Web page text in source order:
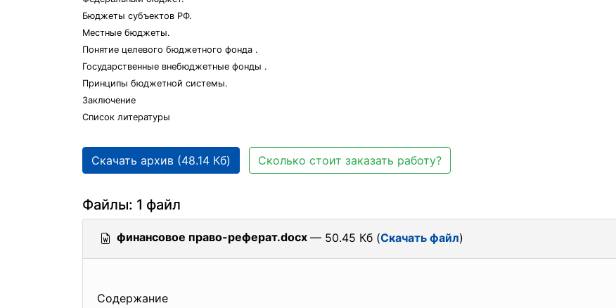
Бюджеты субъектов РФ.
Местные бюджеты.
Понятие целевого бюджетного фонда .
Государственные внебюджетные фонды .
Принципы бюджетной системы.
Заключение
Список литературы
Скачать архив (48.14 Кб) Сколько стоит заказать работу?
Файлы: 1 файл
финансовое право-реферат.docx — 50.45 Кб (Скачать файл)
Содержание